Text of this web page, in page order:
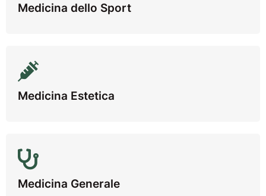
Medicina dello Sport
Medicina Estetica
Medicina Generale